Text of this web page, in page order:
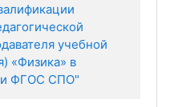
учебной
«Физика» в
ФГОС СПО"